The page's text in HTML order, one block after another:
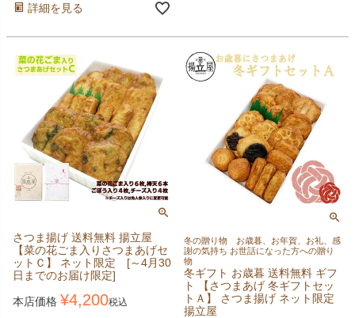
詳細を見る
さつま揚げ 送料無料 揚立屋
【菜の花ごま入りさつまあげセ
ットＣ】 ネット限定 [～4月30
日までのお届け限定]
本店価格 ¥4,200税込
冬の贈り物 お歳暮、お年賀、お礼、感
謝の気持ち お世話になった方への贈り
物
冬ギフト お歳暮 送料無料 ギフ
ト 【さつまあげ 冬ギフトセッ
トＡ】 さつま揚げ ネット限定
揚立屋